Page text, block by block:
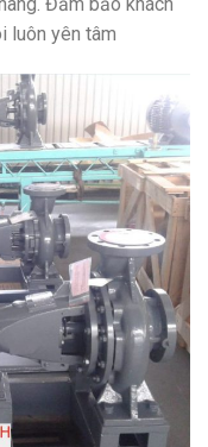
luôn yên tâm